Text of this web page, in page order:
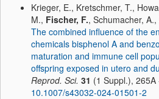
Krieger, E., Kretschmer, T.,
M., Fischer, F., Schumacher,
The combined influence of the
chemicals bisphenol A and
maturation and immune cell
offspring exposed in utero and
Reprod. Sci. 31 (1 Suppl.), 265A
10.1007/s43032-024-01501-2